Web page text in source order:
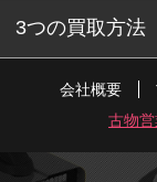
3つの買取方法
会社概要
古物